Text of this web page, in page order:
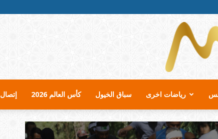
إتصال كأس العالم 2026 سباق الخيول رياضات اخرى